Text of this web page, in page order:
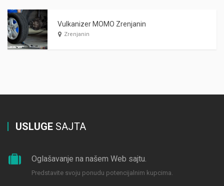
Vulkanizer MOMO Zrenjanin
Zrenjanin
USLUGE SAJTA
Oglašavanje na našem Web sajtu.
Predstavite svoju ponudu potencijalnim kupcima.